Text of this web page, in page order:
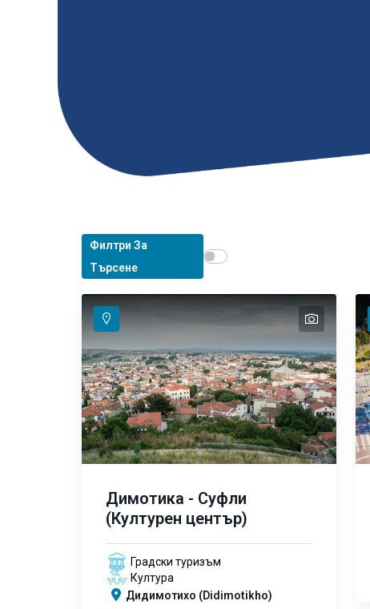
Филтри За
Търсене
Show map on mouse hover
text
Димотика - Суфли
(Културен център)
Градски туризъм
Култура
Дидимотихо (Didimotikho)